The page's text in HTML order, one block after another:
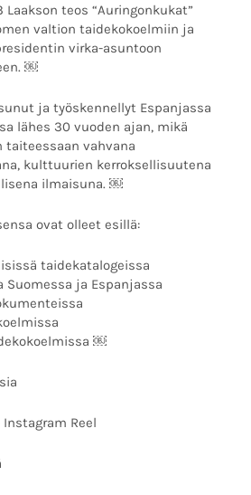
Laakson teos “Auringonkukat”
valtion taidekokoelmiin ja
virka-asuntoon
￼
ja työskennellyt Espanjassa
lähes 30 vuoden ajan, mikä
taiteessaan vahvana
kulttuurien kerroksellisuutena
ilmaisuna. ￼
ovat olleet esillä:
taidekatalogeissa
Suomessa ja Espanjassa
￼
Instagram Reel